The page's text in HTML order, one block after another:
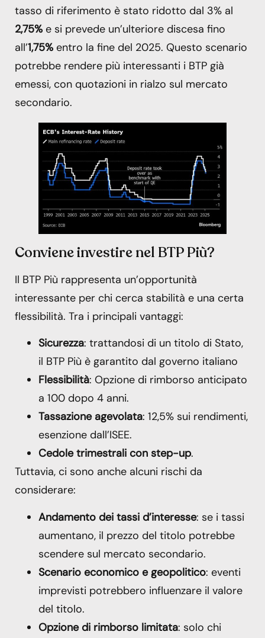
tasso di riferimento è stato ridotto dal 3% al
2,75% e si prevede un’ulteriore discesa fino
all’1,75% entro la fine del 2025. Questo scenario
potrebbe rendere più interessanti i BTP già
emessi, con quotazioni in rialzo sul mercato
secondario.
Conviene investire nel BTP Più?
Il BTP Più rappresenta un’opportunità
interessante per chi cerca stabilità e una certa
flessibilità. Tra i principali vantaggi:
Sicurezza: trattandosi di un titolo di Stato,
il BTP Più è garantito dal governo italiano
Flessibilità: Opzione di rimborso anticipato
a 100 dopo 4 anni.
Tassazione agevolata: 12,5% sui rendimenti,
esenzione dall’ISEE.
Cedole trimestrali con step-up.
Tuttavia, ci sono anche alcuni rischi da
considerare:
Andamento dei tassi d’interesse: se i tassi
aumentano, il prezzo del titolo potrebbe
scendere sul mercato secondario.
Scenario economico e geopolitico: eventi
imprevisti potrebbero influenzare il valore
del titolo.
Opzione di rimborso limitata: solo chi